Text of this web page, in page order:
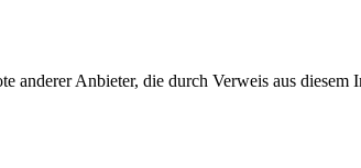
anderer Anbieter, die durch Verweis aus